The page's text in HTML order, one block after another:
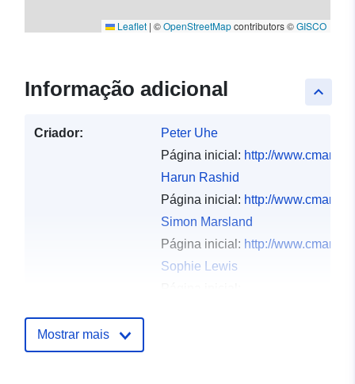
Leaflet | ©OpenStreetMapcontributors ©GISCO
keyboard_arrow_up
Informação adicional
Criador:
Peter Uhe
Página inicial: http://
Harun Rashid
Página inicial: http://
Simon Marsland
Página inicial: http://
Sophie Lewis
Mostrar mais